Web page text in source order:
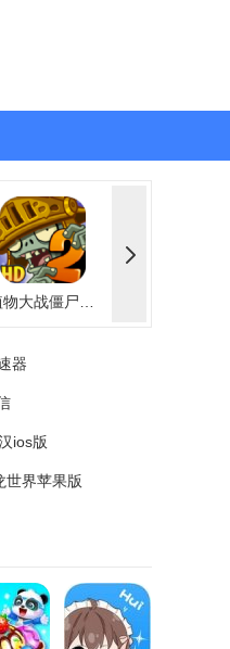
植物大战僵尸大龙家族游戏手机版 封锁派对
器
ios版
世界苹果版